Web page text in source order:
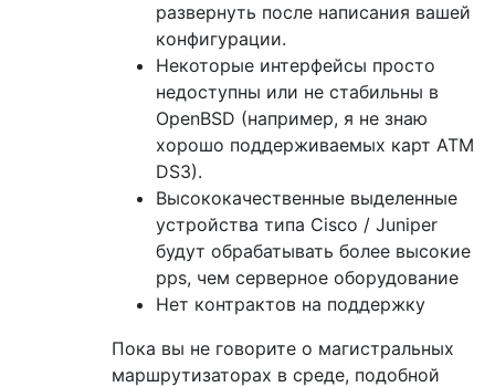
развернуть после написания вашей
конфигурации.
Некоторые интерфейсы просто
недоступны или не стабильны в
OpenBSD (например, я не знаю
хорошо поддерживаемых карт ATM
DS3).
Высококачественные выделенные
устройства типа Cisco / Juniper
будут обрабатывать более высокие
pps, чем серверное оборудование
Нет контрактов на поддержку
Пока вы не говорите о магистральных
маршрутизаторах в среде, подобной